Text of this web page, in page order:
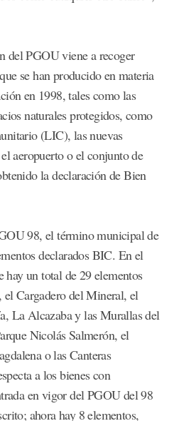
del PGOU viene a recoger
se han producido en materia
en 1998, tales como las
naturales protegidos, como
(LIC), las nuevas
aeropuerto o el conjunto de
la declaración de Bien
98, el término municipal de
declarados BIC. En el
hay un total de 29 elementos
Cargadero del Mineral, el
La Alcazaba y las Murallas del
Nicolás Salmerón, el
o las Canteras
a los bienes con
en vigor del PGOU del 98
ahora hay 8 elementos,